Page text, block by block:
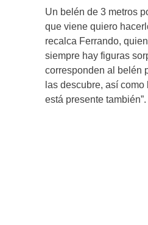
Un belén de 3 metros
que viene quiero
recalca Ferrando,
siempre hay figuras
corresponden al belén
las descubre, así
está presente también”.